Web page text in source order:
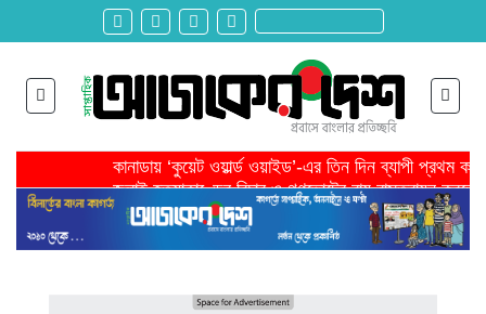
কানাডায় ‘কুয়েট ওয়ার্ল্ড ওয়াইড’-এর তিন দিন ব্যাপী প্রথম
জুলাই হত্যাকাণ্ডের বিচার ও গণভোটের রায় বাস্তবায়ন করতে
তরুণ উদ্ভাবক ও প্রযুক্তি উদ্যোক্তাদের পাশে থাকবে সরকার -
মাদরাসাকে অবহেলা করা শুরু মুজিব সরকারের আমল থেকে-
বাংলাদেশে এসে মার্কিন দূতের ভারতের হাইকমিশনারের সঙ্গে
হবিগঞ্জ ছাত্রদল সভাপতিসহ ১১ জনের বিরুদ্ধে এনসিপির